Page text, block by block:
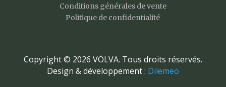
Conditions générales de vente
Politique de confidentialité
Copyright © 2026 VÖLVA. Tous droits réservés.
Design & développement : Dilemeo